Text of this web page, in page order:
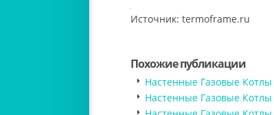
Источник: termoframe.ru
Похожие публикации
Настенные Газовые
Настенные Газовые